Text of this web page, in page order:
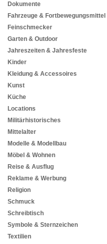
Dokumente
Fahrzeuge & Fortbewegungsmittel
Feinschmecker
Garten & Outdoor
Jahreszeiten & Jahresfeste
Kinder
Kleidung & Accessoires
Kunst
Küche
Locations
Militärhistorisches
Mittelalter
Modelle & Modellbau
Möbel & Wohnen
Reise & Ausflug
Reklame & Werbung
Religion
Schmuck
Schreibtisch
Symbole & Sternzeichen
Textilien